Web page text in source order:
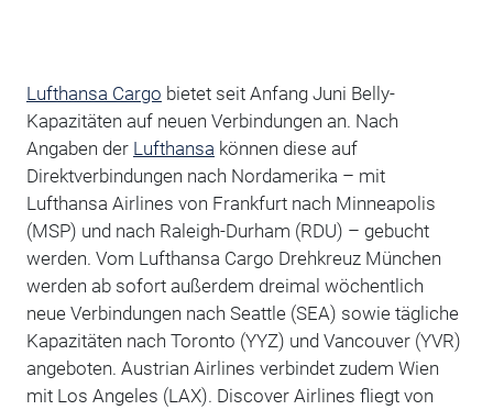
Lufthansa Cargo bietet seit Anfang Juni Belly-
Kapazitäten auf neuen Verbindungen an. Nach
Angaben der Lufthansa können diese auf
Direktverbindungen nach Nordamerika – mit
Lufthansa Airlines von Frankfurt nach Minneapolis
(MSP) und nach Raleigh-Durham (RDU) – gebucht
werden. Vom Lufthansa Cargo Drehkreuz München
werden ab sofort außerdem dreimal wöchentlich
neue Verbindungen nach Seattle (SEA) sowie tägliche
Kapazitäten nach Toronto (YYZ) und Vancouver (YVR)
angeboten. Austrian Airlines verbindet zudem Wien
mit Los Angeles (LAX). Discover Airlines fliegt von